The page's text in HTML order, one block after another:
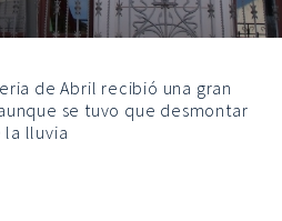
de Abril recibió una gran
se tuvo que desmontar
la lluvia